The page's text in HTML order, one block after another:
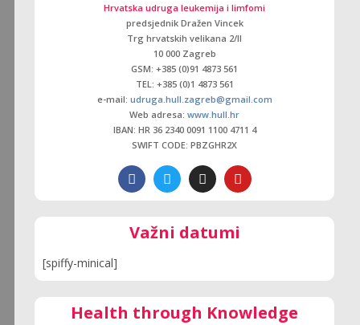
Hrvatska udruga leukemija i limfomi
predsjednik Dražen Vincek
Trg hrvatskih velikana 2/ll
10 000 Zagreb
GSM: +385 (0)91 4873 561
TEL: +385 (0)1 4873 561
e-mail: udruga.hull.zagreb@gmail.com
Web adresa: www.hull.hr
IBAN: HR 36 2340 0091 1100 4711 4
SWIFT CODE: PBZGHR2X
Važni datumi
[spiffy-minical]
Health through Knowledge